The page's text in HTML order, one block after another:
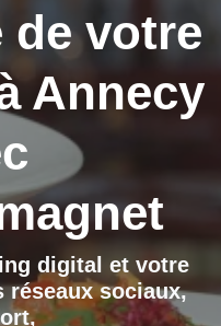
de votre
Annecy
digital et votre
réseaux sociaux,